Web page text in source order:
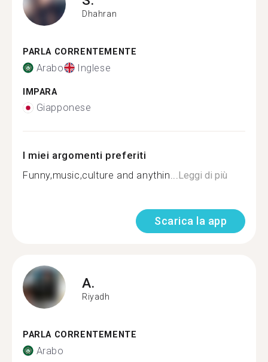
Dhahran
PARLA CORRENTEMENTE
Arabo Inglese
IMPARA
Giapponese
I miei argomenti preferiti
Funny,music,culture and anythin...Leggi di più
Scarica la app
A.
Riyadh
PARLA CORRENTEMENTE
Arabo